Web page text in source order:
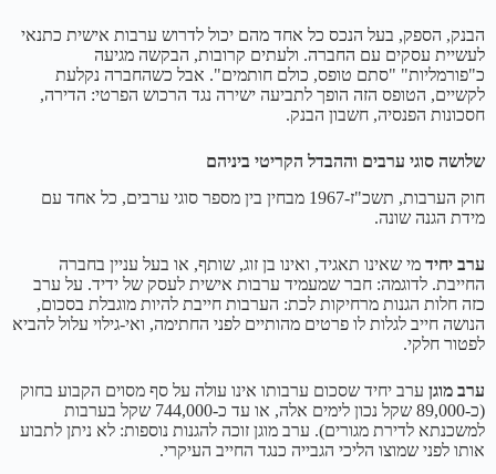
הבנק, הספק, בעל הנכס כל אחד מהם יכול לדרוש ערבות אישית כתנאי
לעשיית עסקים עם החברה. ולעתים קרובות, הבקשה מגיעה
כ"פורמליות" "סתם טופס, כולם חותמים". אבל כשהחברה נקלעת
לקשיים, הטופס הזה הופך לתביעה ישירה נגד הרכוש הפרטי: הדירה,
חסכונות הפנסיה, חשבון הבנק.
שלושה סוגי ערבים וההבדל הקריטי ביניהם
חוק הערבות, תשכ"ז-1967 מבחין בין מספר סוגי ערבים, כל אחד עם
מידת הגנה שונה.
ערב יחיד מי שאינו תאגיד, ואינו בן זוג, שותף, או בעל עניין בחברה
החייבת. לדוגמה: חבר שמעמיד ערבות אישית לעסק של ידיד. על ערב
כזה חלות הגנות מרחיקות לכת: הערבות חייבת להיות מוגבלת בסכום,
הנושה חייב לגלות לו פרטים מהותיים לפני החתימה, ואי-גילוי עלול להביא
לפטור חלקי.
ערב מוגן ערב יחיד שסכום ערבותו אינו עולה על סף מסוים הקבוע בחוק
(כ-89,000 שקל נכון לימים אלה, או עד כ-744,000 שקל בערבות
למשכנתא לדירת מגורים). ערב מוגן זוכה להגנות נוספות: לא ניתן לתבוע
אותו לפני שמוצו הליכי הגבייה כנגד החייב העיקרי.